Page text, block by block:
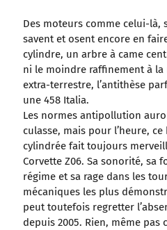
Des moteurs comme celui-là,
savent et osent encore en
cylindre, un arbre à came
ni le moindre raffinement à la
extra-terrestre, l’antithèse
une 458 Italia.
Les normes antipollution
culasse, mais pour l’heure,
cylindrée fait toujours
Corvette Z06. Sa sonorité, sa
régime et sa rage dans les
mécaniques les plus
peut toutefois regretter
depuis 2005. Rien, même